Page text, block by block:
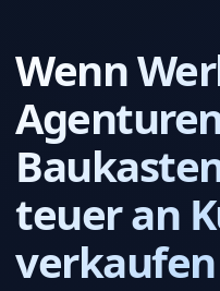
Wenn
teuer an
verkaufen